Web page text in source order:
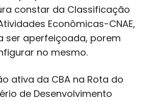
constar da Classificação
Econômicas-CNAE,
ser aperfeiçoada, porem
no mesmo.
ativa da CBA na Rota do
de Desenvolvimento